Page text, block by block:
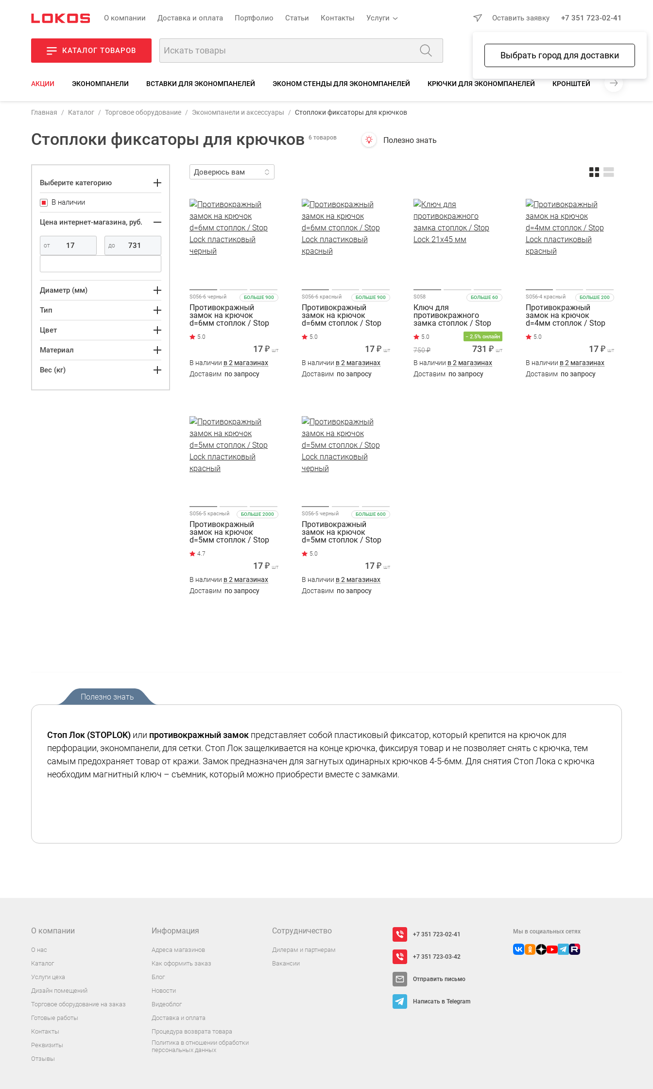
О компании Доставка и оплата Портфолио Статьи Контакты Услуги
Выбрать город для доставки
Оставить заявку +7 351 723-02-41
КАТАЛОГ ТОВАРОВ
Избранное Сравнение Корзина
АКЦИИ ЭКОНОМПАНЕЛИ ВСТАВКИ ДЛЯ ЭКОНОМПАНЕЛЕЙ ЭКОНОМ СТЕНДЫ ДЛЯ ЭКОНОМПАНЕЛЕЙ КРЮЧКИ ДЛЯ ЭКОНОМПАНЕЛЕЙ КРОНШТЕЙНЫ ДЛЯ
Главная Каталог Торговое оборудование Экономпанели и аксессуары Стоплоки фиксаторы для крючков
Стоплоки фиксаторы для крючков 6 товаров Полезно знать
Выберите категорию
В наличии
Цена интернет-магазина, руб.
Диаметр (мм)
Тип
Цвет
Материал
Вес (кг)
БОЛЬШЕ 900
S056-6 черный
Противокражный
замок на крючок
d=6мм стоплок / Stop
черный
17 ₽ шт
В наличии в 2 магазинах
Доставим по запросу
БОЛЬШЕ 900
S056-6 красный
Противокражный
замок на крючок
d=6мм стоплок / Stop
красный
17 ₽ шт
В наличии в 2 магазинах
Доставим по запросу
БОЛЬШЕ 60
S058
Ключ для
противокражного
замка стоплок / Stop
Lock 21х45 мм
− 2.5% онлайн
750 ₽ 731 ₽ шт
В наличии в 2 магазинах
Доставим по запросу
БОЛЬШЕ 200
S056-4 красный
Противокражный
замок на крючок
d=4мм стоплок / Stop
красный
17 ₽ шт
В наличии в 2 магазинах
Доставим по запросу
БОЛЬШЕ 2000
S056-5 красный
Противокражный
замок на крючок
d=5мм стоплок / Stop
красный
4.7
17 ₽ шт
В наличии в 2 магазинах
Доставим по запросу
БОЛЬШЕ 600
S056-5 черный
Противокражный
замок на крючок
d=5мм стоплок / Stop
черный
17 ₽ шт
В наличии в 2 магазинах
Доставим по запросу
Полезно знать
Стоп Лок (STOPLOK) или противокражный замок представляет собой пластиковый фиксатор, который крепится на крючок для
перфорации, экономпанели, для сетки. Стоп Лок защелкивается на конце крючка, фиксируя товар и не позволяет снять с крючка, тем
самым предохраняет товар от кражи. Замок предназначен для загнутых одинарных крючков 4-5-6мм. Для снятия Стоп Лока с крючка
необходим магнитный ключ – съемник, который можно приобрести вместе с замками.
О компании
О нас
Каталог
Услуги цеха
Дизайн помещений
Торговое оборудование на заказ
Готовые работы
Контакты
Реквизиты
Отзывы
Информация
Адреса магазинов
Как оформить заказ
Блог
Новости
Видеоблог
Доставка и оплата
Процедура возврата товара
Политика в отношении обработки
персональных данных
Сотрудничество
Дилерам и партнерам
Вакансии
+7 351 723-02-41
+7 351 723-03-42
Отправить письмо
Написать в Telegram
Мы в социальных сетях